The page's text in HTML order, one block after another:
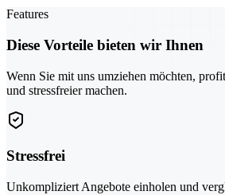
Features
Diese Vorteile bieten wir Ihnen
Wenn Sie mit uns umziehen möchten,
und stressfreier machen.
Stressfrei
Unkompliziert Angebote einholen und